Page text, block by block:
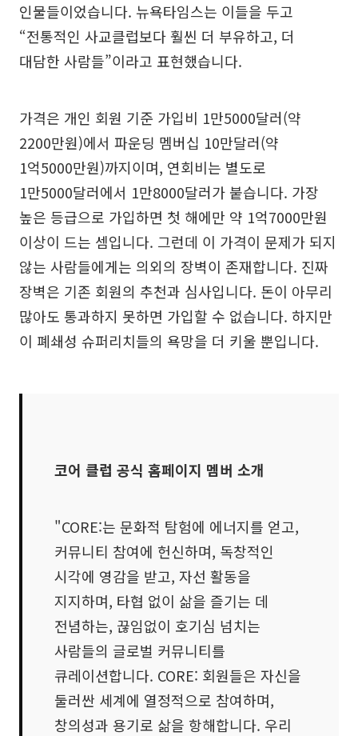
인물들이었습니다. 뉴욕타임스는 이들을 두고
“전통적인 사교클럽보다 훨씬 더 부유하고, 더
대담한 사람들”이라고 표현했습니다.
가격은 개인 회원 기준 가입비 1만5000달러(약
2200만원)에서 파운딩 멤버십 10만달러(약
1억5000만원)까지이며, 연회비는 별도로
1만5000달러에서 1만8000달러가 붙습니다. 가장
높은 등급으로 가입하면 첫 해에만 약 1억7000만원
이상이 드는 셈입니다. 그런데 이 가격이 문제가 되지
않는 사람들에게는 의외의 장벽이 존재합니다. 진짜
장벽은 기존 회원의 추천과 심사입니다. 돈이 아무리
많아도 통과하지 못하면 가입할 수 없습니다. 하지만
이 폐쇄성 슈퍼리치들의 욕망을 더 키울 뿐입니다.
코어 클럽 공식 홈페이지 멤버 소개
"CORE:는 문화적 탐험에 에너지를 얻고,
커뮤니티 참여에 헌신하며, 독창적인
시각에 영감을 받고, 자선 활동을
지지하며, 타협 없이 삶을 즐기는 데
전념하는, 끊임없이 호기심 넘치는
사람들의 글로벌 커뮤니티를
큐레이션합니다. CORE: 회원들은 자신을
둘러싼 세계에 열정적으로 참여하며,
창의성과 용기로 삶을 항해합니다. 우리